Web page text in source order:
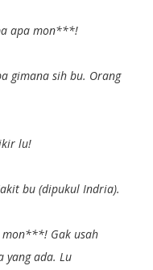
apa mon***!
gimana sih bu. Orang
lu!
bu (dipukul Indria).
mon***! Gak usah
yang ada. Lu